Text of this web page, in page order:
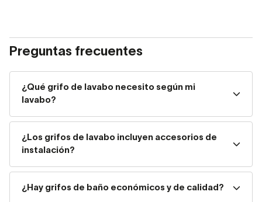
según instalación
Tipo de grifo de lavabo Instalación
para
Grifo empotrado En pared
Preguntas frecuentes
¿Qué grifo de lavabo necesito según mi
lavabo?
¿Los grifos de lavabo incluyen accesorios de
instalación?
¿Hay grifos de baño económicos y de calidad?